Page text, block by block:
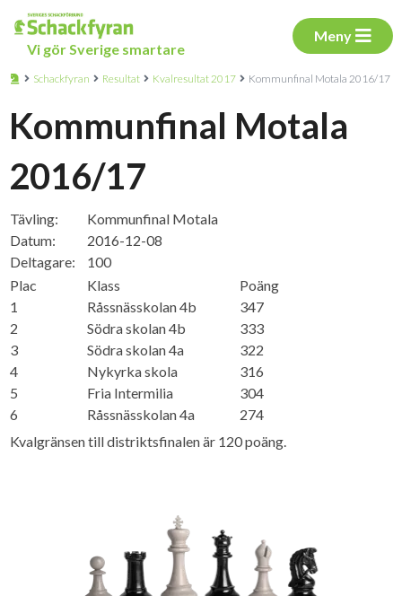
Vi gör Sverige smartare
Meny
Schackfyran Resultat Kvalresultat 2017 Kommunfinal Motala 2016/17
Kommunfinal Motala
2016/17
Tävling:
Kommunfinal Motala
Datum:
2016-12-08
Deltagare:
100
Plac
Klass
Poäng
1
Råssnässkolan 4b
347
2
Södra skolan 4b
333
3
Södra skolan 4a
322
4
Nykyrka skola
316
5
Fria Intermilia
304
6
Råssnässkolan 4a
274
Kvalgränsen till distriktsfinalen är 120 poäng.